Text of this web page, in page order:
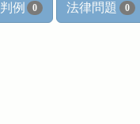
判例 0 法律問題 0